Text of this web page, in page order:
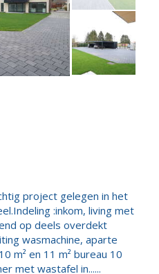
project gelegen in het
:inkom, living met
op deels overdekt
wasmachine, aparte
m² en 11 m² bureau 10
met wastafel in......